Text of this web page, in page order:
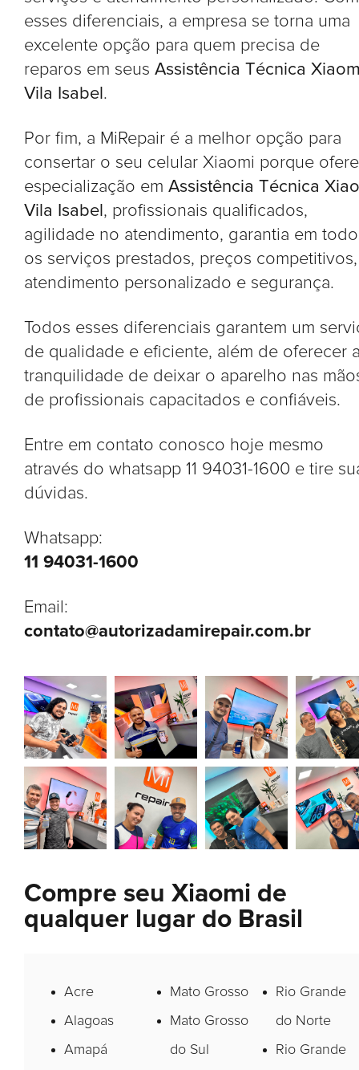
esses diferenciais, a empresa se torna uma
excelente opção para quem precisa de
reparos em seus Assistência Técnica
Vila Isabel .
Por fim, a MiRepair é a melhor opção para
consertar o seu celular Xiaomi porque
especialização em Assistência Técnica
Vila Isabel , profissionais qualificados,
agilidade no atendimento, garantia em
os serviços prestados, preços competitivos,
atendimento personalizado e segurança.
Todos esses diferenciais garantem um
de qualidade e eficiente, além de oferecer
tranquilidade de deixar o aparelho nas
de profissionais capacitados e confiáveis.
Entre em contato conosco hoje mesmo
através do whatsapp 11 94031-1600 e tire
dúvidas.
Whatsapp:
11 94031-1600
Email:
contato@autorizadamirepair.com.br
Compre seu Xiaomi de
qualquer lugar do Brasil
Acre
Alagoas
Amapá
Mato Grosso
Mato Grosso
do Sul
Rio Grande
do Norte
Rio Grande